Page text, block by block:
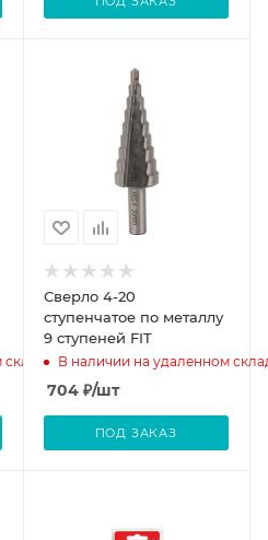
Сверло 4-20
ступенчатое по металлу
9 ступеней FIT
В наличии на удаленном
704₽/шт
ПОД ЗАКАЗ